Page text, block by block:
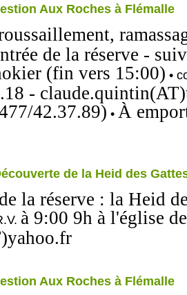
Aux Roches à Flémalle
de la réserve -
(fin vers 15:00) •
-
42.37.89) • À
de la Heid des
la réserve : la Heid
à 9:00 9h à l'église
Aux Roches à Flémalle